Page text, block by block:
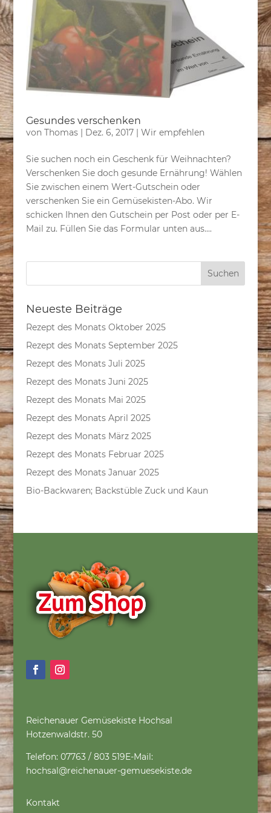
Gesundes verschenken
von Thomas| Dez. 6, 2017| Wir empfehlen
Sie suchen noch ein Geschenk für Weihnachten?
Verschenken Sie doch gesunde Ernährung! Wählen
Sie zwischen einem Wert-Gutschein oder
verschenken Sie ein Gemüsekisten-Abo. Wir
schicken Ihnen den Gutschein per Post oder per E-
Mail zu. Füllen Sie das Formular unten aus....
Neueste Beiträge
Rezept des Monats Oktober 2025
Rezept des Monats September 2025
Rezept des Monats Juli 2025
Rezept des Monats Juni 2025
Rezept des Monats Mai 2025
Rezept des Monats April 2025
Rezept des Monats März 2025
Rezept des Monats Februar 2025
Rezept des Monats Januar 2025
Bio-Backwaren; Backstüble Zuck und Kaun
Reichenauer Gemüsekiste Hochsal
Hotzenwaldstr. 50
Telefon: 07763 / 803 519E-Mail:
hochsal@reichenauer-gemuesekiste.de
Kontakt